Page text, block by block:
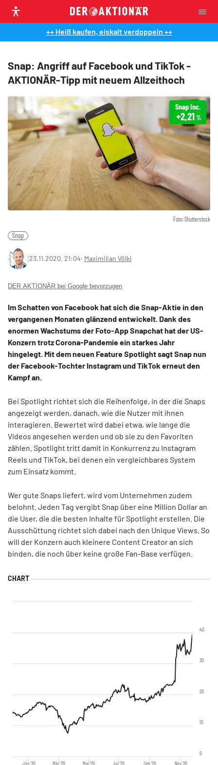
++ Heiß kaufen, eiskalt verdoppeln ++
Snap: Angriff auf Facebook und TikTok -
AKTIONÄR-Tipp mit neuem Allzeithoch
Foto: Shutterstock
Snap Inc.
+2,21%
Snap
23.11.2020, 21:04‧ Maximilian Völkl
DER AKTIONÄR bei Google bevorzugen
Im Schatten von Facebook hat sich die Snap-Aktie in den
vergangenen Monaten glänzend entwickelt. Dank des
enormen Wachstums der Foto-App Snapchat hat der US-
Konzern trotz Corona-Pandemie ein starkes Jahr
hingelegt. Mit dem neuen Feature Spotlight sagt Snap nun
der Facebook-Tochter Instagram und TikTok erneut den
Kampf an.
Bei Spotlight richtet sich die Reihenfolge, in der die Snaps
angezeigt werden, danach, wie die Nutzer mit ihnen
interagieren. Bewertet wird dabei etwa, wie lange die
Videos angesehen werden und ob sie zu den Favoriten
zählen. Spotlight tritt damit in Konkurrenz zu Instagram
Reels und TikTok, bei denen ein vergleichbares System
zum Einsatz kommt.
Wer gute Snaps liefert, wird vom Unternehmen zudem
belohnt. Jeden Tag vergibt Snap über eine Million Dollar an
die User, die die besten Inhalte für Spotlight erstellen. Die
Ausschüttung richtet sich dabei nach den Unique Views. So
will der Konzern auch kleinere Content Creator an sich
binden, die noch über keine große Fan-Base verfügen.
Jan '20 Mär '20 Mai '20 Jul '20 Sep '20 Nov '20
0
10
20
30
40